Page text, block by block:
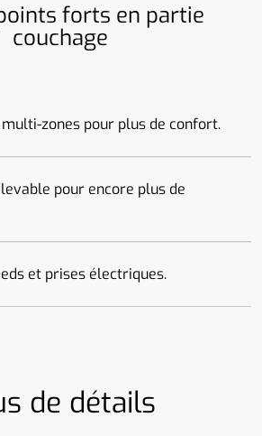
forts en partie
couchage
zones pour plus de confort.
pour encore plus de
et prises électriques.
de détails